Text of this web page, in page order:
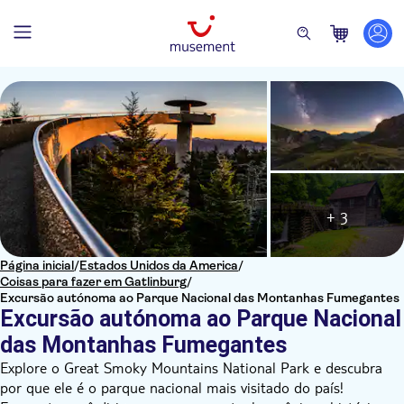
Página inicial/Estados Unidos da America/
Coisas para fazer em Gatlinburg/
Excursão autónoma ao Parque Nacional das Montanhas Fumegantes
Excursão autónoma ao Parque Nacional
das Montanhas Fumegantes
+ 3
Explore o Great Smoky Mountains National Park e descubra
por que ele é o parque nacional mais visitado do país!